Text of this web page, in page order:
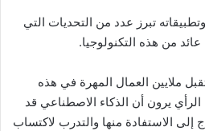
تبرز عدد من التحديات التي
من هذه التكنولوجيا.
ملايين العمال المهرة في هذه
الرأي يرون أن الذكاء الاصطناعي قد
الاستفادة منها والتدرب لاكتساب